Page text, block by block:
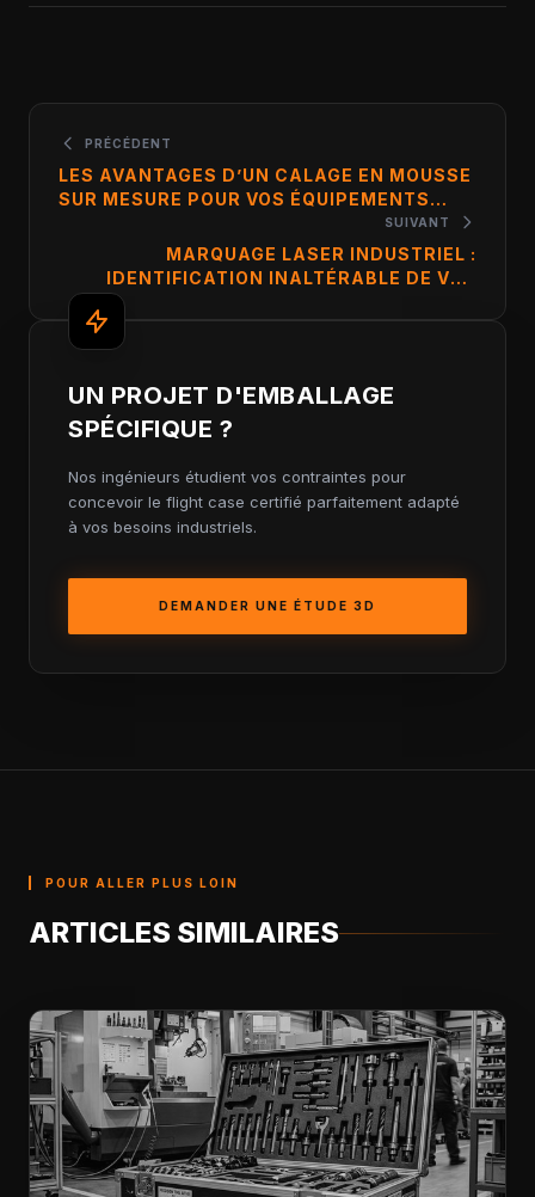
PRÉCÉDENT
LES AVANTAGES D’UN CALAGE EN MOUSSE
SUR MESURE POUR VOS ÉQUIPEMENTS
SUIVANT
MARQUAGE LASER INDUSTRIEL :
IDENTIFICATION INALTÉRABLE DE VOS
UN PROJET D'EMBALLAGE
SPÉCIFIQUE ?
Nos ingénieurs étudient vos contraintes pour
concevoir le flight case certifié parfaitement adapté
à vos besoins industriels.
DEMANDER UNE ÉTUDE 3D
POUR ALLER PLUS LOIN
ARTICLES SIMILAIRES